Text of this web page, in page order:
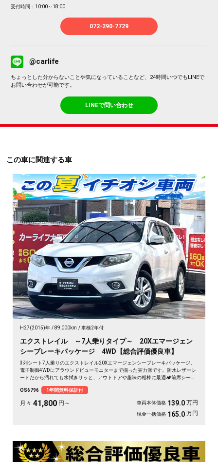
受付時間：10:00～18:00
072-290-7729
@carlife
ちょっとした分からないことや気になっていることなど、24時間いつでもLINEで
お問い合わせが可能です。
LINEで問い合わせ
この車に関連する車
H27(2015)年 89,000km 車検2年付
エクストレイル ～7人乗りタイプ～ 20Xエマージェン
シーブレーキパッケージ 4WD【総合評価優良車】
3列シート7人乗りのエクストレイル20Xエマージェンシーブレーキパッケージ。
電子制御4WDにアラウンドビューモニターまで揃った実力派です。防水レザーシ
ートだから汚れても水拭きサッと、アウトドアや趣味の相棒に最適🏕️前席シート
懐の深さ。仲間との遠出も、休日の一人旅も自在に楽しめる一台です😎《1年保
証付》🚗✨💺
OS6796 1年間無料保証付
月々 41,800 円～ 車両本体価格 139.0 万円
現金一括価格 165.0 万円